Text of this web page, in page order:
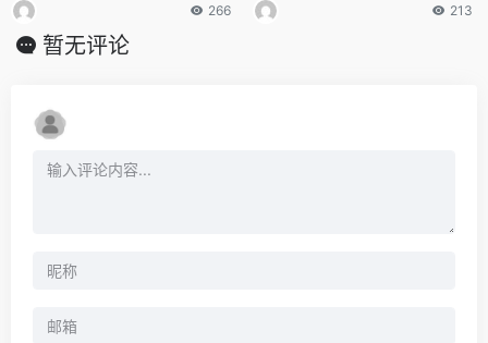
266 213
暂无评论